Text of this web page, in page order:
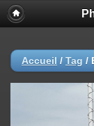
Accueil / Tag /